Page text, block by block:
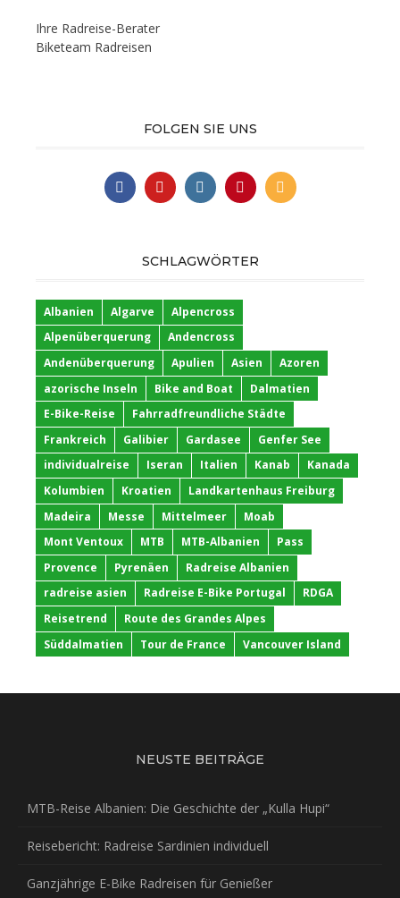
Ihre Radreise-Berater
Biketeam Radreisen
FOLGEN SIE UNS
SCHLAGWÖRTER
Albanien Algarve
Alpencross
Alpenüberquerung
Andencross
Andenüberquerung
Apulien Asien
Azoren
azorische Inseln
Bike and Boat
Dalmatien
E-Bike-Reise
Fahrradfreundliche Städte
Frankreich
Galibier Gardasee
Genfer See
individualreise
Iseran Italien Kanab
Kanada
Kolumbien
Kroatien
Landkartenhaus Freiburg
Madeira
Messe Mittelmeer
Moab
Mont Ventoux
MTB MTB-Albanien
Pass
Provence
Pyrenäen
Radreise Albanien
radreise asien
Radreise E-Bike Portugal
RDGA
Reisetrend
Route des Grandes Alpes
Süddalmatien
Tour de France Vancouver Island
NEUSTE BEITRÄGE
MTB-Reise Albanien: Die Geschichte der „Kulla Hupi“
Reisebericht: Radreise Sardinien individuell
Ganzjährige E-Bike Radreisen für Genießer